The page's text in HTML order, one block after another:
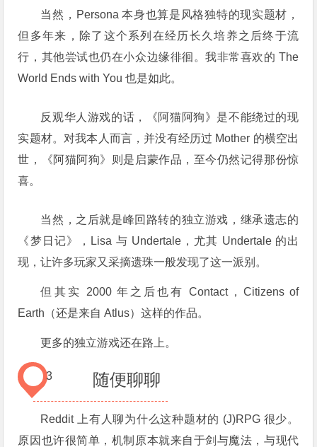
当然，Persona 本身也算是风格独特的现实题材，
但多年来，除了这个系列在经历长久培养之后终于流
行，其他尝试也仍在小众边缘徘徊。我非常喜欢的 The
World Ends with You 也是如此。
反观华人游戏的话，《阿猫阿狗》是不能绕过的现
实题材。对我本人而言，并没有经历过 Mother 的横空出
世，《阿猫阿狗》则是启蒙作品，至今仍然记得那份惊
喜。
当然，之后就是峰回路转的独立游戏，继承遗志的
《梦日记》，Lisa 与 Undertale，尤其 Undertale 的出
现，让许多玩家又采摘遗珠一般发现了这一派别。
但其实 2000 年之后也有 Contact，Citizens of
Earth（还是来自 Atlus）这样的作品。
更多的独立游戏还在路上。
3 随便聊聊
Reddit 上有人聊为什么这种题材的 (J)RPG 很少。
原因也许很简单，机制原本就来自于剑与魔法，与现代